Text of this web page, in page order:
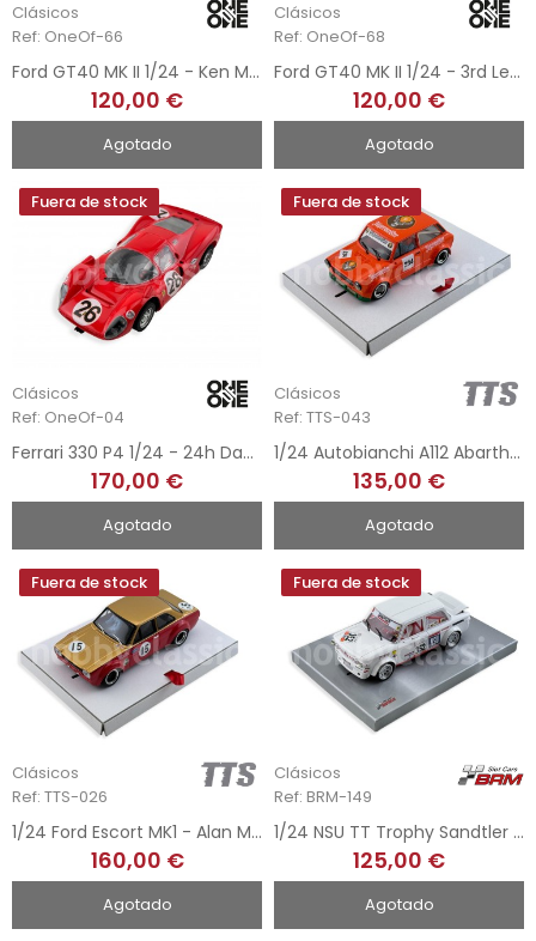
Clásicos
Ref: OneOf-66
Ford GT40 MK II 1/24 - Ken Miles - Le Mans 1966
120,00 €
Agotado
Clásicos
Ref: OneOf-68
Ford GT40 MK II 1/24 - 3rd Le Mans 1966
120,00 €
Agotado
Fuera de stock
Clásicos
Ref: OneOf-04
Ferrari 330 P4 1/24 - 24h Daytona 1967
170,00 €
Agotado
Fuera de stock
Clásicos
Ref: TTS-043
1/24 Autobianchi A112 Abarth Gr.2 - Team Jagermeister
135,00 €
Agotado
Fuera de stock
Clásicos
Ref: TTS-026
1/24 Ford Escort MK1 - Alan Mann n15
160,00 €
Agotado
Fuera de stock
Clásicos
Ref: BRM-149
1/24 NSU TT Trophy Sandtler - Lutz Gersford Tribute
125,00 €
Agotado